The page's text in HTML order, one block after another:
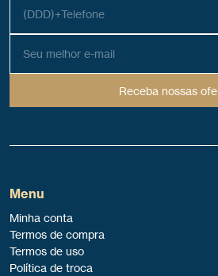
Receba nossas
Menu
Minha conta
Termos de compra
Termos de uso
Política de troca